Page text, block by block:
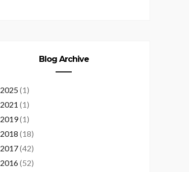
Blog Archive
2025(1)
2021 (1)
2019(1)
2018 (18)
2017(42)
2016(52)